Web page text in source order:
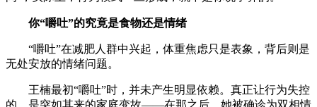
你“嚼吐”的究竟是食物还是情绪
“嚼吐”在减肥人群中兴起，体重焦虑只是表象，背后则是
无处安放的情绪问题。
王楠最初“嚼吐”时，并未产生明显依赖。真正让行为失控